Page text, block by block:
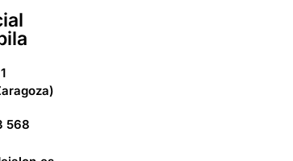
568